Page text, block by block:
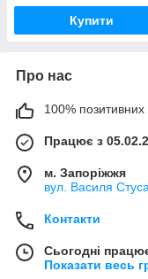
Купити
Про нас
100% позитивних
Працює з
м. Запоріжжя
вул. Василя
Контакти
Сьогодні
Показати весь